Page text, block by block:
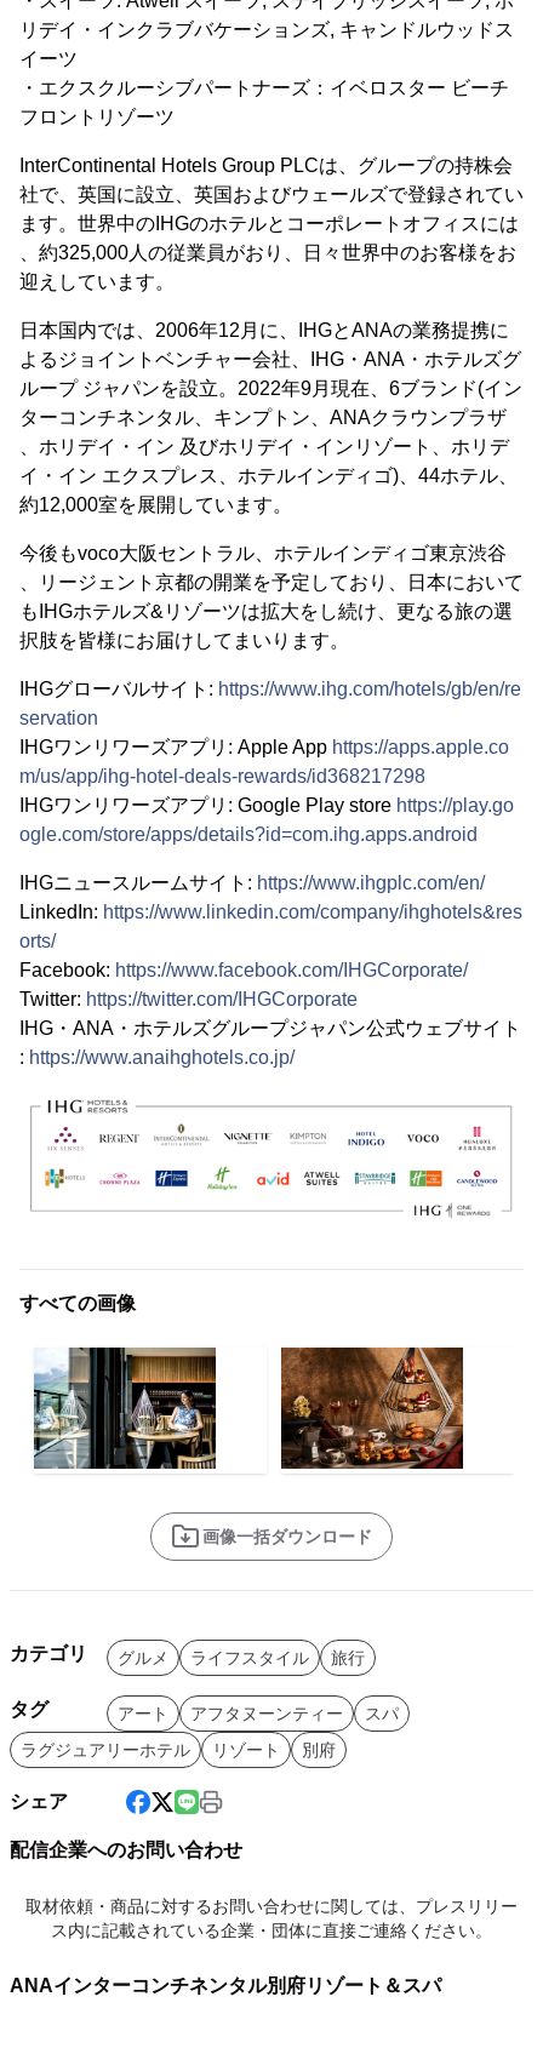
リデイ・インクラブバケーションズ, キャンドルウッドス
イーツ
・エクスクルーシブパートナーズ：イベロスター ビーチ
フロントリゾーツ
InterContinental Hotels Group PLCは、グループの持株会
社で、英国に設立、英国およびウェールズで登録されてい
ます。世界中のIHGのホテルとコーポレートオフィスには
、約325,000人の従業員がおり、日々世界中のお客様をお
迎えしています。
日本国内では、2006年12月に、IHGとANAの業務提携に
よるジョイントベンチャー会社、IHG・ANA・ホテルズグ
ループ ジャパンを設立。2022年9月現在、6ブランド(イン
ターコンチネンタル、キンプトン、ANAクラウンプラザ
、ホリデイ・イン 及びホリデイ・インリゾート、ホリデ
イ・イン エクスプレス、ホテルインディゴ)、44ホテル、
約12,000室を展開しています。
今後もvoco大阪セントラル、ホテルインディゴ東京渋谷
、リージェント京都の開業を予定しており、日本において
もIHGホテルズ&リゾーツは拡大をし続け、更なる旅の選
択肢を皆様にお届けしてまいります。
IHGグローバルサイト: https://www.ihg.com/hotels/gb/en/re
servation
IHGワンリワーズアプリ: Apple App https://apps.apple.co
m/us/app/ihg-hotel-deals-rewards/id368217298
IHGワンリワーズアプリ: Google Play store https://play.go
ogle.com/store/apps/details?id=com.ihg.apps.android
IHGニュースルームサイト: https://www.ihgplc.com/en/
LinkedIn: https://www.linkedin.com/company/ihghotels&res
orts/
Facebook: https://www.facebook.com/IHGCorporate/
Twitter: https://twitter.com/IHGCorporate
IHG・ANA・ホテルズグループジャパン公式ウェブサイト
: https://www.anaihghotels.co.jp/
すべての画像
画像一括ダウンロード
カテゴリ グルメ ライフスタイル 旅行
タグ アート アフタヌーンティー
スパ
ラグジュアリーホテル
リゾート 別府
シェア
配信企業へのお問い合わせ
取材依頼・商品に対するお問い合わせに関しては、プレスリリー
ス内に記載されている企業・団体に直接ご連絡ください。
ANAインターコンチネンタル別府リゾート＆スパ